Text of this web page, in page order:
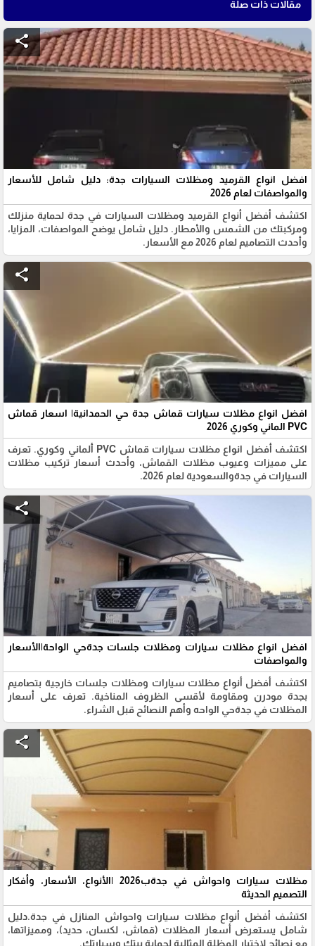
مقالات ذات صلة
share
افضل انواع القرميد ومظلات السيارات جدة: دليل شامل للأسعار
والمواصفات لعام 2026
اكتشف أفضل أنواع القرميد ومظلات السيارات في جدة لحماية منزلك
ومركبتك من الشمس والأمطار. دليل شامل يوضح المواصفات، المزايا،
وأحدث التصاميم لعام 2026 مع الأسعار.
share
افضل انواع مظلات سيارات قماش جدة حي الحمدانية| اسعار قماش
PVC الماني وكوري 2026
اكتشف أفضل انواع مظلات سيارات قماش PVC ألماني وكوري. تعرف
على مميزات وعيوب مظلات القماش، وأحدث أسعار تركيب مظلات
السيارات في جدةوالسعودية لعام 2026.
share
افضل انواع مظلات سيارات ومظلات جلسات جدةحي الواحة|الأسعار
والمواصفات
اكتشف أفضل أنواع مظلات سيارات ومظلات جلسات خارجية بتصاميم
بجدة مودرن ومقاومة لأقسى الظروف المناخية. تعرف على أسعار
المظلات في جدةحي الواحه وأهم النصائح قبل الشراء.
share
مظلات سيارات واحواش في جدةب2026 |الأنواع، الأسعار، وأفكار
التصميم الحديثة
اكتشف أفضل أنواع مظلات سيارات واحواش المنازل في جدة.دليل
شامل يستعرض أسعار المظلات (قماش، لكسان، حديد)، ومميزاتها،
مع نصائح لاختيار المظلة المثالية لحماية بيتك وسيارتك.